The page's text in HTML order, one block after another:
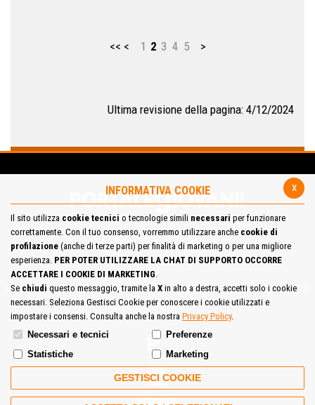
<< < 1 2 3 4 5 >
Ultima revisione della pagina: 4/12/2024
Mappa del Sito Privacy Policy Cookie Policy
Contatta la redazione
Cosa pensi del portale
x
INFORMATIVA COOKIE
Il sito utilizza cookie tecnici o tecnologie simili necessari per funzionare
correttamente. Con il tuo consenso, vorremmo utilizzare anche cookie di
profilazione (anche di terze parti) per finalità di marketing o per una migliore
esperienza. PER POTER UTILIZZARE LA CHAT DI SUPPORTO OCCORRE
ACCETTARE I COOKIE DI MARKETING.
Se chiudi questo messaggio, tramite la X in alto a destra, accetti solo i cookie
necessari. Seleziona Gestisci Cookie per conoscere i cookie utilizzati e
impostare i consensi. Consulta anche la nostra Privacy Policy.
Necessari e tecnici
Preferenze
Statistiche
Marketing
GESTISCI COOKIE